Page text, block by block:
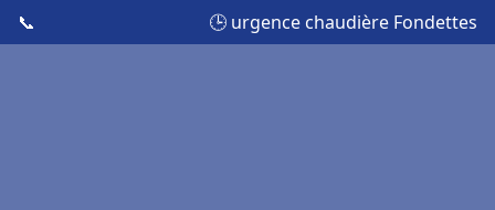
📞 🕒 urgence chaudière Fondettes